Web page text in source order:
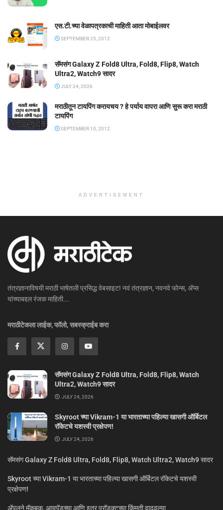
एस.टी.च्या वेळापत्रकाची माहिती आता मोबाईलवर
SEPTEMBER 25, 2012
सॅमसंग Galaxy Z Fold8 Ultra, Fold8, Flip8, Watch
Ultra2, Watch9 सादर
JULY 24, 2026
मराठीतून टायपिंग करायचय ? हे पर्याय वापरा आणि सुरू करा मराठी
टायपिंग
SEPTEMBER 10, 2012
ADVERTISEMENT
तंत्रज्ञानाविषयी मराठी भाषेतली प्रसिद्ध वेबसाइट! नवं तंत्रज्ञान, नवनवे फोन्स, ॲप्स
यांच्याबद्दल रंजक माहिती...
मराठीटेकला लाईक, फॉलो, सबस्क्राईब करा
सॅमसंग Galaxy Z Fold8 Ultra, Fold8, Flip8, Watch
Ultra2, Watch9 सादर
JULY 24, 2026
Skyroot च्या Vikram-1 या भारताच्या पहिल्या खासगी ऑर्बिटल
रॉकेटचे यशस्वी प्रक्षेपण!
JULY 24, 2026
सॅमसंग Galaxy Z Fold8 Ultra, Fold8, Flip8, Watch Ultra2, Watch9 सादर
Skyroot च्या Vikram-1 या भारताच्या पहिल्या खासगी ऑर्बिटल रॉकेटचे यशस्वी
प्रक्षेपण!
ॲपलने मॅकबुक, आयपॅडच्या आणि इतर प्रॉडक्टच्या किंमती वाढवल्या